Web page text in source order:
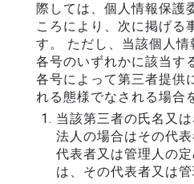
際しては、個人情報保護
ころにより、次に掲げる
す。 ただし、当該個人
各号のいずれかに該当す
各号によって第三者提供
れる態様でなされる場合
当該第三者の氏名又
法人の場合はその代
代表者又は管理人の
は、その代表者又は